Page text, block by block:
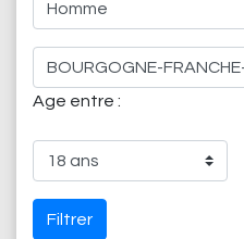
Age entre :
Filtrer